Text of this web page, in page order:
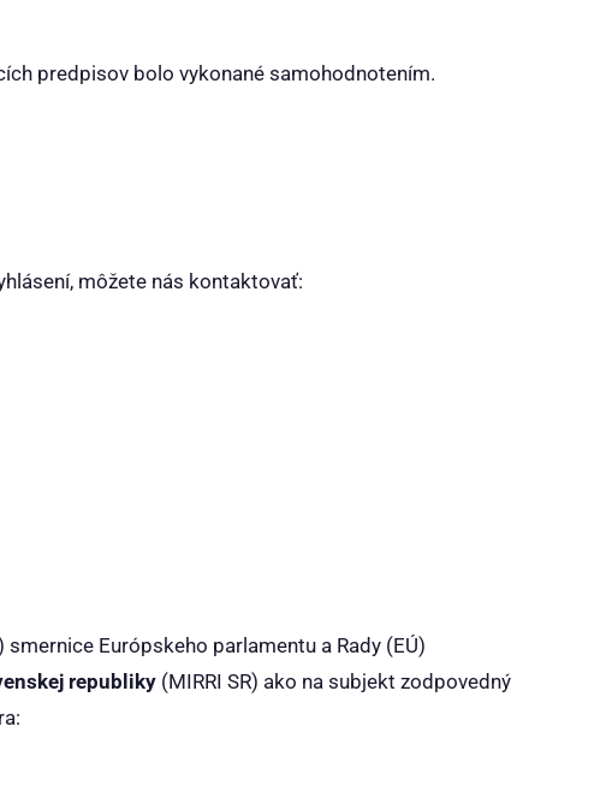
predpisov bolo vykonané samohodnotením.
môžete nás kontaktovať:
Európskeho parlamentu a Rady (EÚ)
republiky (MIRRI SR) ako na subjekt zodpovedný